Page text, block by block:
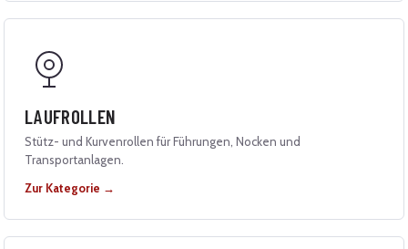
LAUFROLLEN
Stütz- und Kurvenrollen für Führungen, Nocken und
Transportanlagen.
Zur Kategorie →